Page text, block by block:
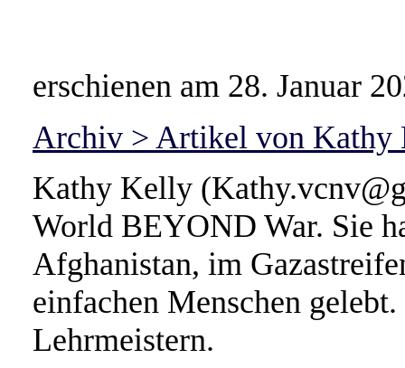
erschienen am 28. Januar
Archiv > Artikel von Kathy
Kathy Kelly
World BEYOND War. Sie
Afghanistan, im
einfachen Menschen
Lehrmeistern.